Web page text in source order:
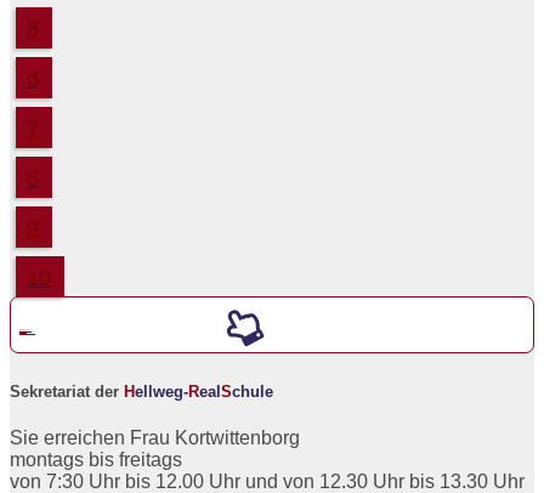
5
6
7
8
9
10
Sekretariat der Hellweg-RealSchule
Sie erreichen Frau Kortwittenborg
montags bis freitags
von 7:30 Uhr bis 12.00 Uhr und von 12.30 Uhr bis 13.30 Uhr